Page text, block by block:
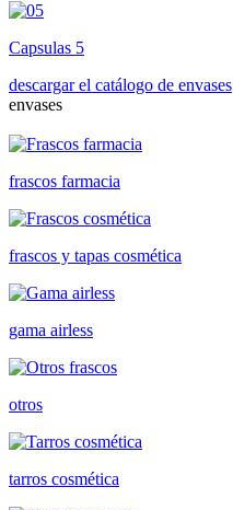
Capsulas 5
descargar el catálogo de envases
envases
frascos farmacia
frascos y tapas cosmética
gama airless
otros
tarros cosmética